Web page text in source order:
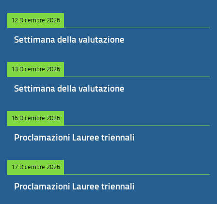
12 Dicembre 2026
Settimana della valutazione
13 Dicembre 2026
Settimana della valutazione
16 Dicembre 2026
Proclamazioni Lauree triennali
17 Dicembre 2026
Proclamazioni Lauree triennali